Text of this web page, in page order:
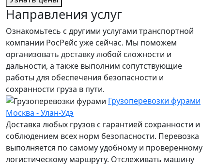
Направления услуг
Ознакомьтесь с другими услугами транспортной
компании РосРейс уже сейчас. Мы поможем
организовать доставку любой сложности и
дальности, а также выполним сопутствующие
работы для обеспечения безопасности и
сохранности груза в пути.
Грузоперевозки фурами
Москва - Улан-Удэ
Доставка любых грузов с гарантией сохранности и
соблюдением всех норм безопасности. Перевозка
выполняется по самому удобному и проверенному
логистическому маршруту. Отслеживать машину